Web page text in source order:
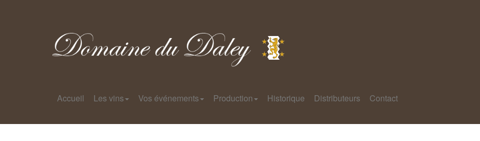
Accueil Les vins Vos événements Production Historique Distributeurs Contact